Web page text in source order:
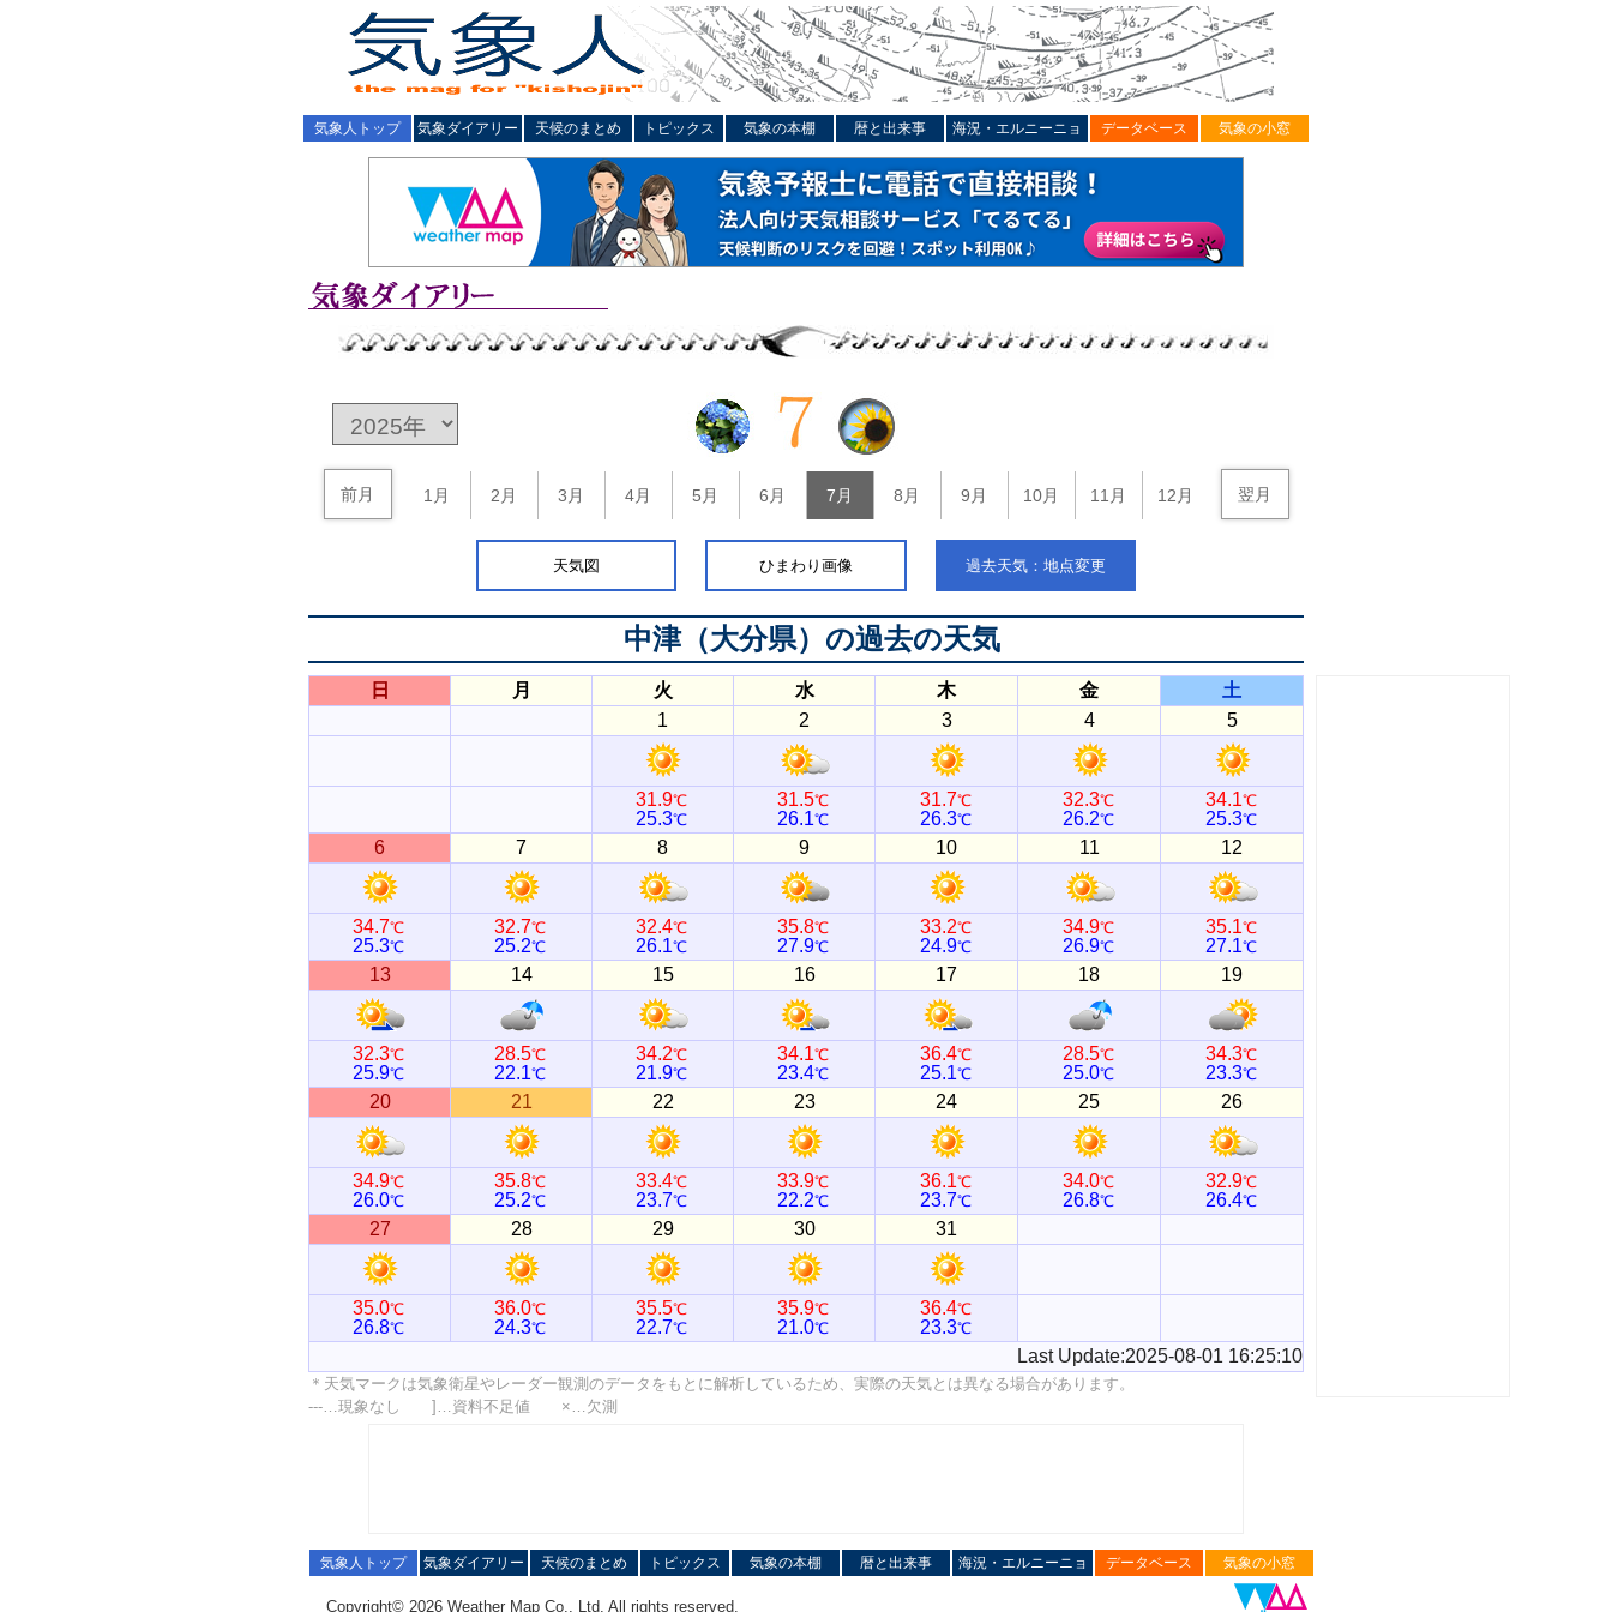
気象人トップ 気象ダイアリー 天候のまとめ トピックス 気象の本棚 暦と出来事 海況・エルニーニョ データベース 気象の小窓
前月 1月 2月 3月 4月 5月 6月 7月 8月 9月 10月 11月 12月 翌月
天気図 ひまわり画像 過去天気：地点変更
中津（大分県） の過去の天気
日 月 火 水 木 金
土
1
2 3 4 5
31.9℃
25.3℃
31.5℃
26.1℃
31.7℃
26.3℃
32.3℃
26.2℃
34.1℃
25.3℃
6 7 8 9 10 11 12
34.7℃
25.3℃
32.7℃
25.2℃
32.4℃
26.1℃
35.8℃
27.9℃
33.2℃
24.9℃
34.9℃
26.9℃
35.1℃
27.1℃
13 14 15 16 17 18 19
32.3℃
25.9℃
28.5℃
22.1℃
34.2℃
21.9℃
34.1℃
23.4℃
36.4℃
25.1℃
28.5℃
25.0℃
34.3℃
23.3℃
20 21 22 23 24 25 26
34.9℃
26.0℃
35.8℃
25.2℃
33.4℃
23.7℃
33.9℃
22.2℃
36.1℃
23.7℃
34.0℃
26.8℃
32.9℃
26.4℃
27 28 29 30 31
35.0℃
26.8℃
36.0℃
24.3℃
35.5℃
22.7℃
35.9℃
21.0℃
36.4℃
23.3℃
Last Update:2025-08-01 16:25:10
＊天気マークは気象衛星やレーダー観測のデータをもとに解析しているため、実際の天気とは異なる場合があります。
---…現象なし ]…資料不足値 ×…欠測
気象人トップ 気象ダイアリー 天候のまとめ トピックス 気象の本棚 暦と出来事 海況・エルニーニョ データベース 気象の小窓
Copyright© 2026 Weather Map Co., Ltd. All rights reserved.